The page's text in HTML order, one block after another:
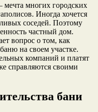
многих городских
Иногда хочется
соседей. Поэтому
частный дом.
вопрос о том, как
на своем участке.
компаний и платят
справляются своими
бани